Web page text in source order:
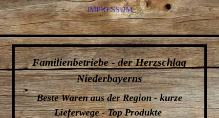
IMPRESSUM
Familienbetriebe - der Herzschlag
Niederbayerns
Beste Waren aus der Region - kurze
Lieferwege - Top Produkte